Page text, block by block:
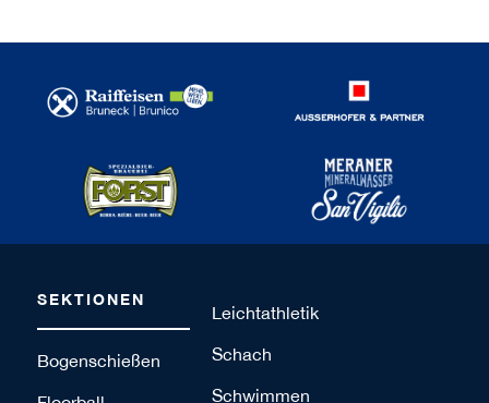
SEKTIONEN
Bogenschießen
Leichtathletik
Schach
Schwimmen